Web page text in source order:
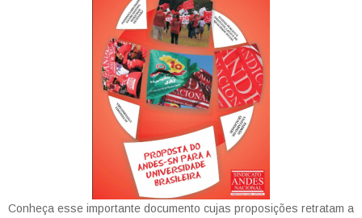
Conheça esse importante documento cujas proposições retratam a